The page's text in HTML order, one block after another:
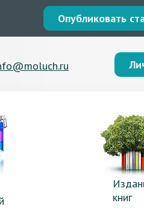
Опубликовать
книг